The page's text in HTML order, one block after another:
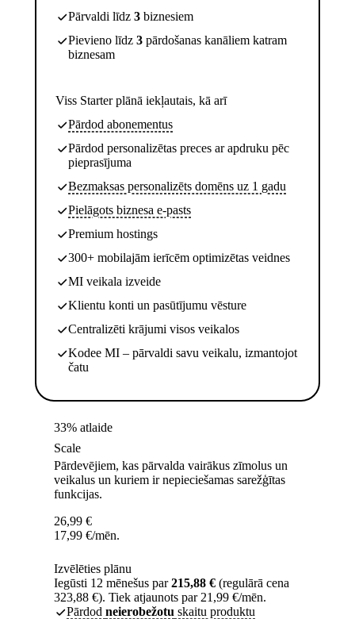
Pārvaldi līdz 3 biznesiem
Pievieno līdz 3 pārdošanas kanāliem katram
biznesam
Viss Starter plānā iekļautais, kā arī
Pārdod abonementus
Pārdod personalizētas preces ar apdruku pēc
pieprasījuma
Bezmaksas personalizēts domēns uz 1 gadu
Pielāgots biznesa e-pasts
Premium hostings
300+ mobilajām ierīcēm optimizētas veidnes
MI veikala izveide
Klientu konti un pasūtījumu vēsture
Centralizēti krājumi visos veikalos
Kodee MI – pārvaldi savu veikalu, izmantojot
čatu
33% atlaide
Scale
Pārdevējiem, kas pārvalda vairākus zīmolus un
veikalus un kuriem ir nepieciešamas sarežģītas
funkcijas.
26,99 €
17,99 €/mēn.
Izvēlēties plānu
Iegūsti 12 mēnešus par215,88 € (regulārā cena
323,88 €). Tiek atjaunots par 21,99 €/mēn.
Pārdod neierobežotu skaitu produktu